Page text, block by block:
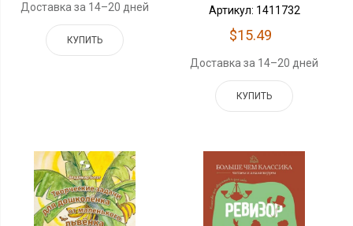
Доставка за 14–20 дней
КУПИТЬ
Артикул: 1411732
$15.49
Доставка за 14–20 дней
КУПИТЬ